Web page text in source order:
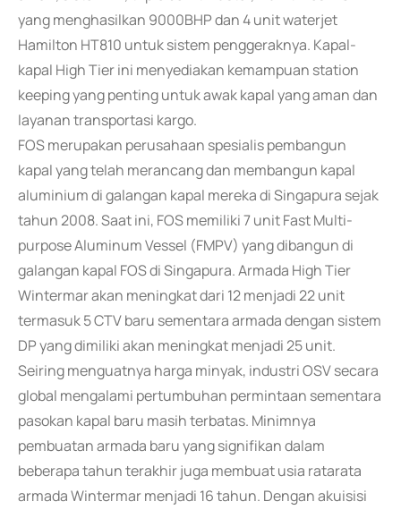
yang menghasilkan 9000BHP dan 4 unit waterjet
Hamilton HT810 untuk sistem penggeraknya. Kapal-
kapal High Tier ini menyediakan kemampuan station
keeping yang penting untuk awak kapal yang aman dan
layanan transportasi kargo.
FOS merupakan perusahaan spesialis pembangun
kapal yang telah merancang dan membangun kapal
aluminium di galangan kapal mereka di Singapura sejak
tahun 2008. Saat ini, FOS memiliki 7 unit Fast Multi-
purpose Aluminum Vessel (FMPV) yang dibangun di
galangan kapal FOS di Singapura. Armada High Tier
Wintermar akan meningkat dari 12 menjadi 22 unit
termasuk 5 CTV baru sementara armada dengan sistem
DP yang dimiliki akan meningkat menjadi 25 unit.
Seiring menguatnya harga minyak, industri OSV secara
global mengalami pertumbuhan permintaan sementara
pasokan kapal baru masih terbatas. Minimnya
pembuatan armada baru yang signifikan dalam
beberapa tahun terakhir juga membuat usia ratarata
armada Wintermar menjadi 16 tahun. Dengan akuisisi